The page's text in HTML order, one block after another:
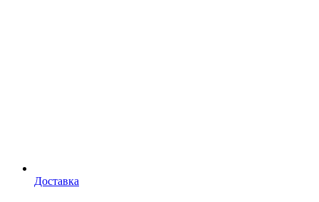
Доставка